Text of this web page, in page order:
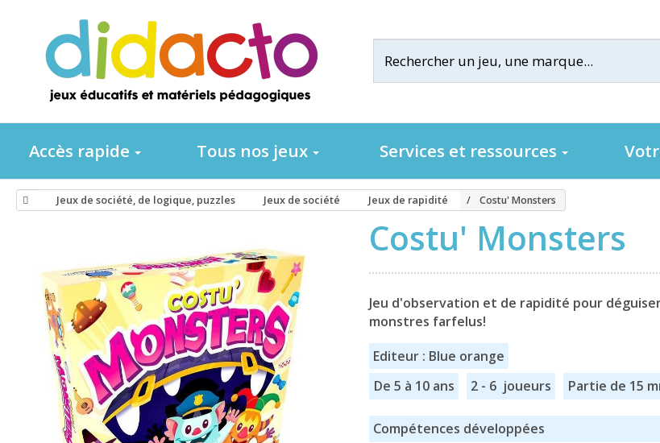
Accès rapide Tous nos jeux Services et ressources
Jeux de société, de logique, puzzles Jeux de société Jeux de rapidité Costu' Monsters
Costu' Monsters
Jeu d'observation et de rapidité pour
monstres farfelus!
Editeur : Blue orange
De 5 à 10 ans
2 - 6 joueurs Partie de 15
Compétences développées